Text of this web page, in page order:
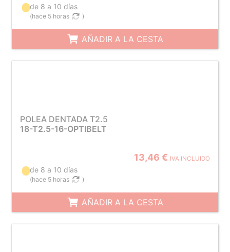
de 8 a 10 días
(hace 5 horas )
AÑADIR A LA CESTA
POLEA DENTADA T2.5
18-T2.5-16-OPTIBELT
13,46 € IVA INCLUIDO
de 8 a 10 días
(hace 5 horas )
AÑADIR A LA CESTA